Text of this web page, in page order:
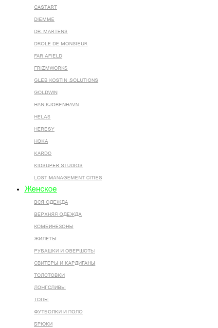
CASTART
DIEMME
DR. MARTENS
DROLE DE MONSIEUR
FAR AFIELD
FRIZMWORKS
GLEB KOSTIN .SOLUTIONS
GOLDWIN
HAN KJOBENHAVN
HELAS
HERESY
HOKA
KARDO
KIDSUPER STUDIOS
LOST MANAGEMENT CITIES
Женское
ВСЯ ОДЕЖДА
ВЕРХНЯЯ ОДЕЖДА
КОМБИНЕЗОНЫ
ЖИЛЕТЫ
РУБАШКИ И ОВЕРШОТЫ
СВИТЕРЫ И КАРДИГАНЫ
ТОЛСТОВКИ
ЛОНГСЛИВЫ
ТОПЫ
ФУТБОЛКИ И ПОЛО
БРЮКИ